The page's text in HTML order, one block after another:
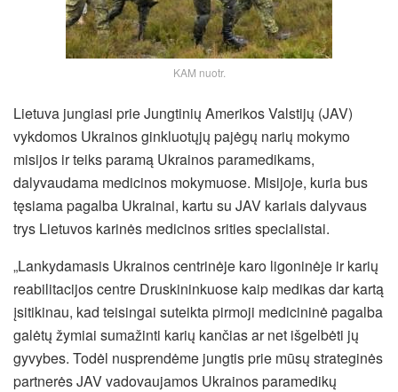
KAM nuotr.
Lietuva jungiasi prie Jungtinių Amerikos Valstijų (JAV)
vykdomos Ukrainos ginkluotųjų pajėgų narių mokymo
misijos ir teiks paramą Ukrainos paramedikams,
dalyvaudama medicinos mokymuose. Misijoje, kuria bus
tęsiama pagalba Ukrainai, kartu su JAV kariais dalyvaus
trys Lietuvos karinės medicinos srities specialistai.
„Lankydamasis Ukrainos centrinėje karo ligoninėje ir karių
reabilitacijos centre Druskininkuose kaip medikas dar kartą
įsitikinau, kad teisingai suteikta pirmoji medicininė pagalba
galėtų žymiai sumažinti karių kančias ar net išgelbėti jų
gyvybes. Todėl nusprendėme jungtis prie mūsų strateginės
partnerės JAV vadovaujamos Ukrainos paramedikų